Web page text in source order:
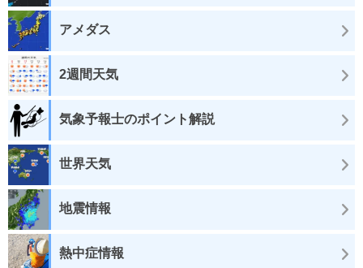
アメダス
2週間天気
気象予報士のポイント解説
世界天気
地震情報
熱中症情報